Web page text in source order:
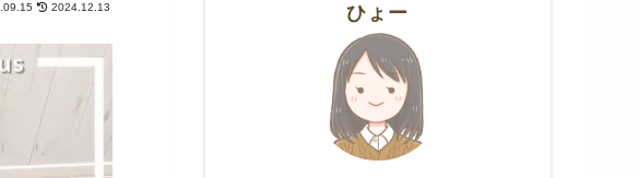
2024.12.13 ひょー